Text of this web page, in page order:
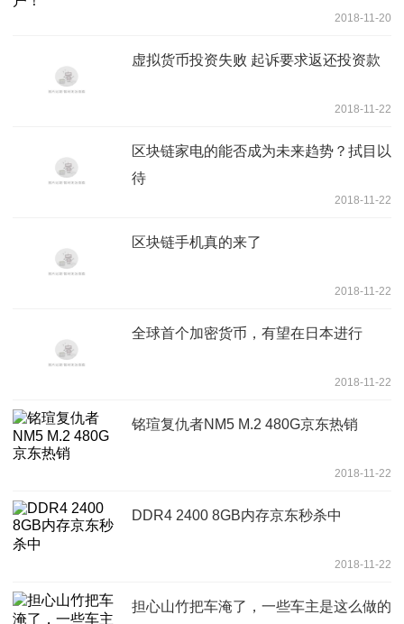
2018-11-20
虚拟货币投资失败 起诉要求返还投资款
2018-11-22
区块链家电的能否成为未来趋势？拭目以
待
2018-11-22
区块链手机真的来了
2018-11-22
全球首个加密货币，有望在日本进行
2018-11-22
铭瑄复仇者NM5 M.2 480G京东热销
2018-11-22
DDR4 2400 8GB内存京东秒杀中
2018-11-22
担心山竹把车淹了，一些车主是这么做的